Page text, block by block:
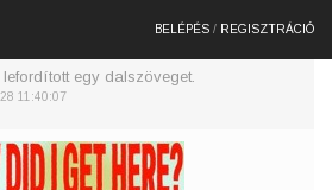
BELÉPÉS / REGISZTRÁCIÓ
lefordított egy dalszöveget.
11:40:07